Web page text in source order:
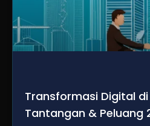
Transformasi Digital
Tantangan & Peluang